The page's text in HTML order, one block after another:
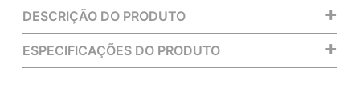
DESCRIÇÃO DO PRODUTO +
ESPECIFICAÇÕES DO PRODUTO +